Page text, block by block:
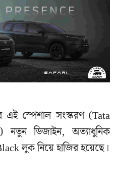
স্পেশাল সংস্করণ (Tata
ডিজাইন, অত্যাধুনিক
লুক নিয়ে হাজির হয়েছে।